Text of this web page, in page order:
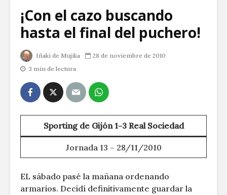
¡Con el cazo buscando
hasta el final del puchero!
Iñaki de Mujika
28 de noviembre de 2010
3 min de lectura
Sporting de Gijón 1-3 Real Sociedad
Jornada 13 – 28/11/2010
EL sábado pasé la mañana ordenando
armarios. Decidí definitivamente guardar la